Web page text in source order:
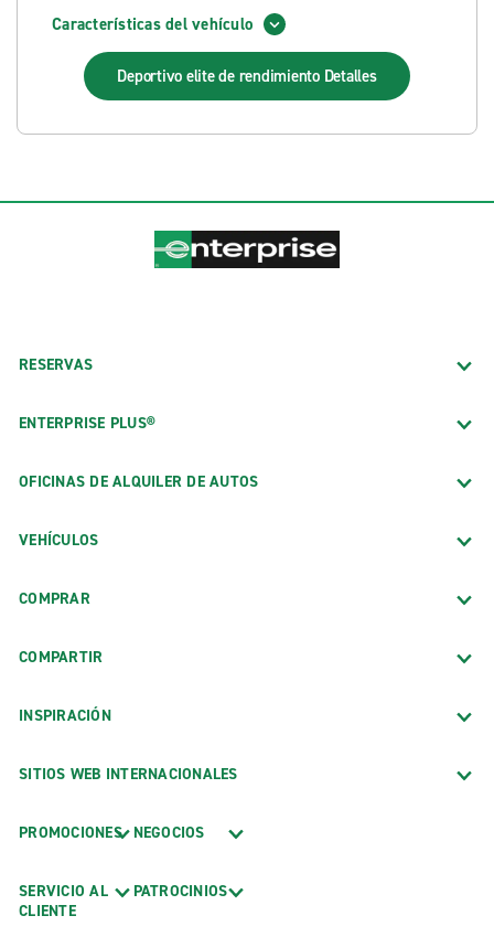
Características del vehículo
Deportivo elite de rendimiento Detalles
RESERVAS
ENTERPRISE PLUS®
OFICINAS DE ALQUILER DE AUTOS
VEHÍCULOS
COMPRAR
COMPARTIR
INSPIRACIÓN
SITIOS WEB INTERNACIONALES
PROMOCIONES
SERVICIO AL
CLIENTE
NEGOCIOS
PATROCINIOS